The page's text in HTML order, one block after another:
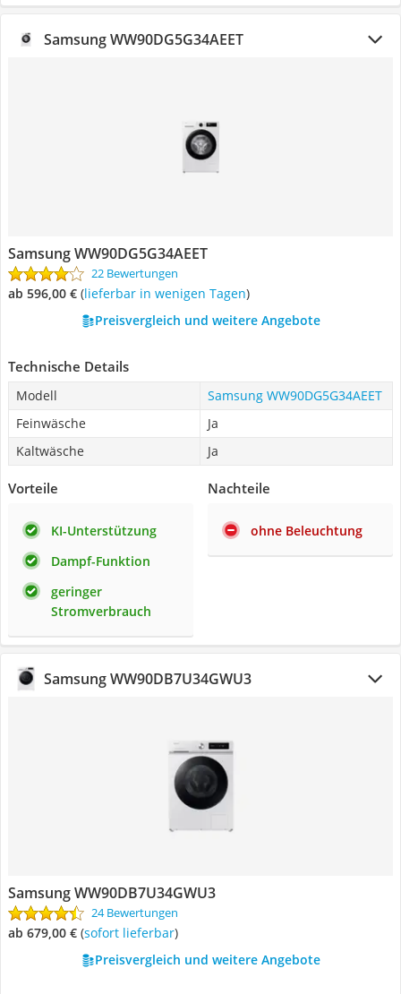
Samsung WW90DG5G34AEET
Samsung WW90DG5G34AEET
22 Bewertungen
ab 596,00 € ( Lieferbar in wenigen Tagen)
Preisvergleich und weitere Angebote
Technische Details
Modell
Samsung WW90DG5G34AEET
Feinwäsche
Ja
Kaltwäsche
Ja
Vorteile
KI-Unterstützung
Dampf-Funktion
geringer
Stromverbrauch
Nachteile
ohne Beleuchtung
Samsung WW90DB7U34GWU3
Samsung WW90DB7U34GWU3
24 Bewertungen
ab 679,00 € ( Sofort lieferbar)
Preisvergleich und weitere Angebote